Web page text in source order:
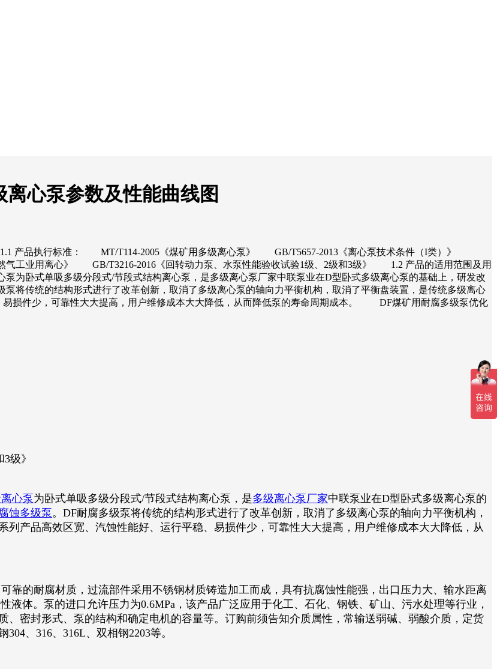
离心泵参数及性能曲线图
产品执行标准： MT/T114-2005《煤矿用多级离心泵》 GB/T5657-2013《离心泵技术条件（I类）》
气工业用离心》 GB/T3216-2016《回转动力泵、水泵性能验收试验1级、2级和3级》 1.2 产品的适用范围及用
卧式单吸多级分段式/节段式结构离心泵，是多级离心泵厂家中联泵业在D型卧式多级离心泵的基础上，研发改
将传统的结构形式进行了改革创新，取消了多级离心泵的轴向力平衡机构，取消了平衡盘装置，是传统多级离心
易损件少，可靠性大大提高，用户维修成本大大降低，从而降低泵的寿命周期成本。 DF煤矿用耐腐多级泵优化
级》
心泵为卧式单吸多级分段式/节段式结构离心泵，是多级离心泵厂家中联泵业在D型卧式多级离心泵的
蚀多级泵。DF耐腐多级泵将传统的结构形式进行了改革创新，取消了多级离心泵的轴向力平衡机构，
产品高效区宽、汽蚀性能好、运行平稳、易损件少，可靠性大大提高，用户维修成本大大降低，从
的耐腐材质，过流部件采用不锈钢材质铸造加工而成，具有抗腐蚀性能强，出口压力大、输水距离
体。泵的进口允许压力为0.6MPa，该产品广泛应用于化工、石化、钢铁、矿山、污水处理等行业，
、密封形式、泵的结构和确定电机的容量等。订购前须告知介质属性，常输送弱碱、弱酸介质，定货
、316、316L、双相钢2203等。